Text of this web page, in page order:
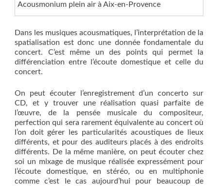
Acousmonium plein air à Aix-en-Provence
Dans les musiques acousmatiques, l’interprétation de la
spatialisation est donc une donnée fondamentale du
concert. C’est même un des points qui permet la
différenciation entre l’écoute domestique et celle du
concert.
On peut écouter l’enregistrement d’un concerto sur
CD, et y trouver une réalisation quasi parfaite de
l’œuvre, de la pensée musicale du compositeur,
perfection qui sera rarement équivalente au concert où
l’on doit gérer les particularités acoustiques de lieux
différents, et pour des auditeurs placés à des endroits
différents. De la même manière, on peut écouter chez
soi un mixage de musique réalisée expressément pour
l’écoute domestique, en stéréo, ou en multiphonie
comme c’est le cas aujourd’hui pour beaucoup de